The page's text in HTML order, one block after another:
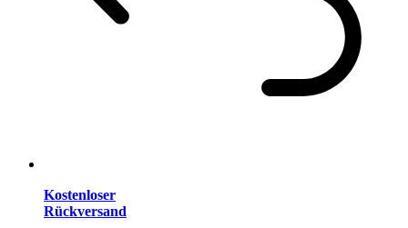
Kostenloser
Rückversand